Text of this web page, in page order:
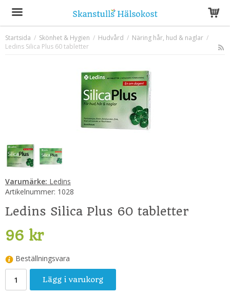
Produkten har blivit tillagd i varukorgen
Startsida / Skönhet & Hygien / Hudvård / Näring hår, hud & naglar /
Ledins Silica Plus 60 tabletter
Varumärke: Ledins
Artikelnummer: 1028
Ledins Silica Plus 60 tabletter
96 kr
Beställningsvara
Lägg i varukorg